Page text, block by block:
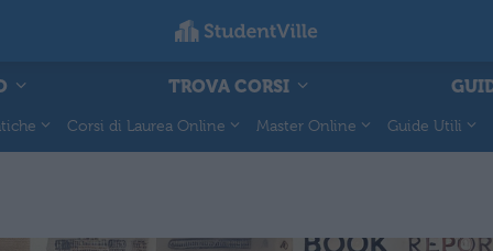
TROVA CORSI
Corsi di Laurea Online Master Online Guide Utili